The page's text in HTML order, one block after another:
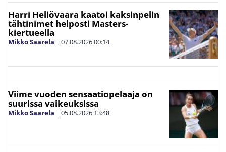
Harri Heliövaara kaatoi kaksinpelin
tähtinimet helposti Masters-
kiertueella
Mikko Saarela | 07.08.202600:14
Viime vuoden sensaatiopelaaja on
suurissa vaikeuksissa
Mikko Saarela | 05.08.2026 13:48